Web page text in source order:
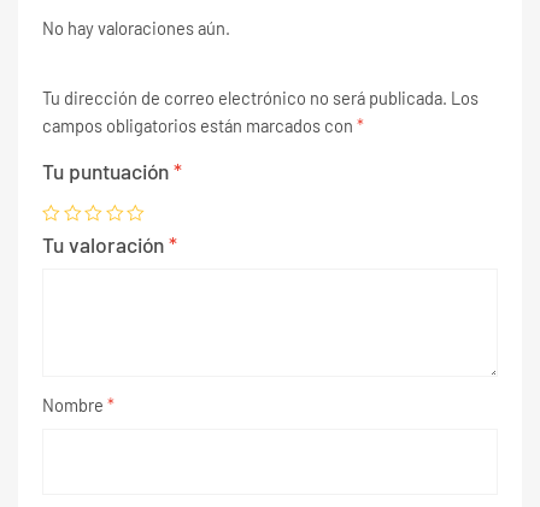
No hay valoraciones aún.
Tu dirección de correo electrónico no será publicada. Los
campos obligatorios están marcados con *
Tu puntuación*
Tu valoración*
Nombre *